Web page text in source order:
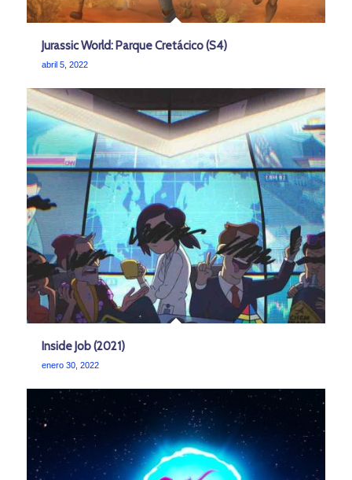
Jurassic World: Parque Cretácico (S4)
abril 5, 2022
Inside Job (2021)
enero 30, 2022